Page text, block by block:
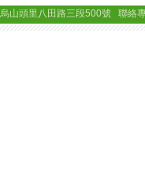
山頭里八田路三段500號 聯